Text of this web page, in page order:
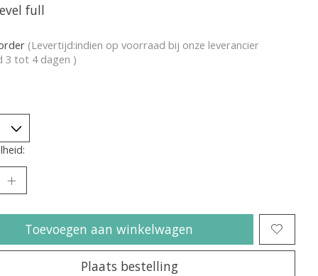
full
(Levertijd:indien op voorraad bij onze leverancier
3 tot 4 dagen )
Toevoegen aan winkelwagen
Plaats bestelling